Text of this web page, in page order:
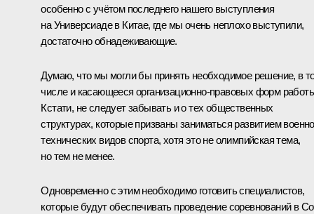
особенно с учётом последнего нашего выступления
на Универсиаде в Китае, где мы очень неплохо выступили,
достаточно обнадеживающие.
Думаю, что мы могли бы принять необходимое решение, в
числе и касающееся организационно-правовых форм
Кстати, не следует забывать и о тех общественных
структурах, которые призваны заниматься развитием
технических видов спорта, хотя это не олимпийская тема,
но тем не менее.
Одновременно с этим необходимо готовить специалистов,
которые будут обеспечивать проведение соревнований в